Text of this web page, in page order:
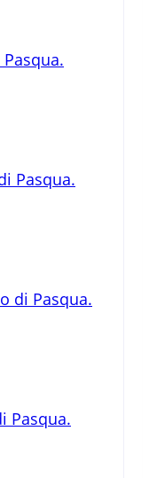
Pasqua.
di Pasqua.
Pasqua.